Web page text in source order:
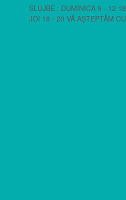
SLUJBE : DUMINICA 9 - 12
JOI 18 - 20 VĂ AȘTEPTĂM